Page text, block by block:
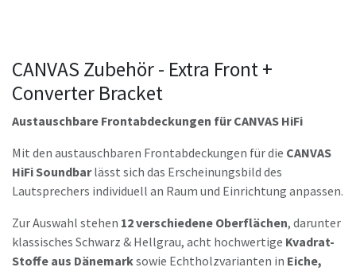
CANVAS Zubehör - Extra Front +
Converter Bracket
Austauschbare Frontabdeckungen für CANVAS HiFi
Mit den austauschbaren Frontabdeckungen für die CANVAS
HiFi Soundbarlässt sich das Erscheinungsbild des
Lautsprechers individuell an Raum und Einrichtung anpassen.
Zur Auswahl stehen 12 verschiedene Oberflächen, darunter
klassisches Schwarz & Hellgrau, acht hochwertige Kvadrat-
Stoffe aus Dänemarksowie Echtholzvarianten in Eiche,